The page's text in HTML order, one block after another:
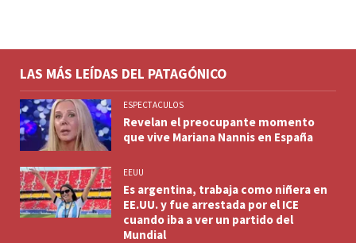
LAS MÁS LEÍDAS DEL PATAGÓNICO
ESPECTACULOS
Revelan el preocupante momento
que vive Mariana Nannis en España
EEUU
Es argentina, trabaja como niñera en
EE.UU. y fue arrestada por el ICE
cuando iba a ver un partido del
Mundial